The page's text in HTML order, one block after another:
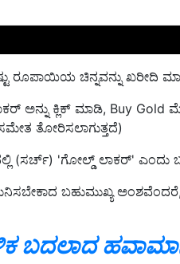
ರೂಪಾಯಿಯ ಚಿನ್ನವನ್ನು
ಅನ್ನು ಕ್ಲಿಕ್ ಮಾಡಿ, Buy Gold
ತೋರಿಸಲಾಗುತ್ತದೆ)
(ಸರ್ಚ್) 'ಗೋಲ್ಡ್ ಲಾಕರ್'
ಬಹುಮುಖ್ಯ ಅಂಶವೆಂದರೆ,